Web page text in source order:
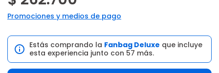
Promociones y medios de pago
Estás comprando la Fanbag Deluxe que incluye
esta experiencia junto con 57 más.